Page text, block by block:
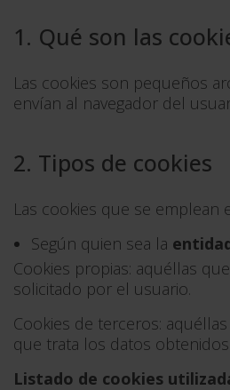
1. Qué son las
Las cookies son pequeños
envían al navegador del
2. Tipos de cookies
Las cookies que se emplean
Según quien sea la
Cookies propias: aquéllas
solicitado por el usuario.
Cookies de terceros:
que trata los datos
Listado de cookies